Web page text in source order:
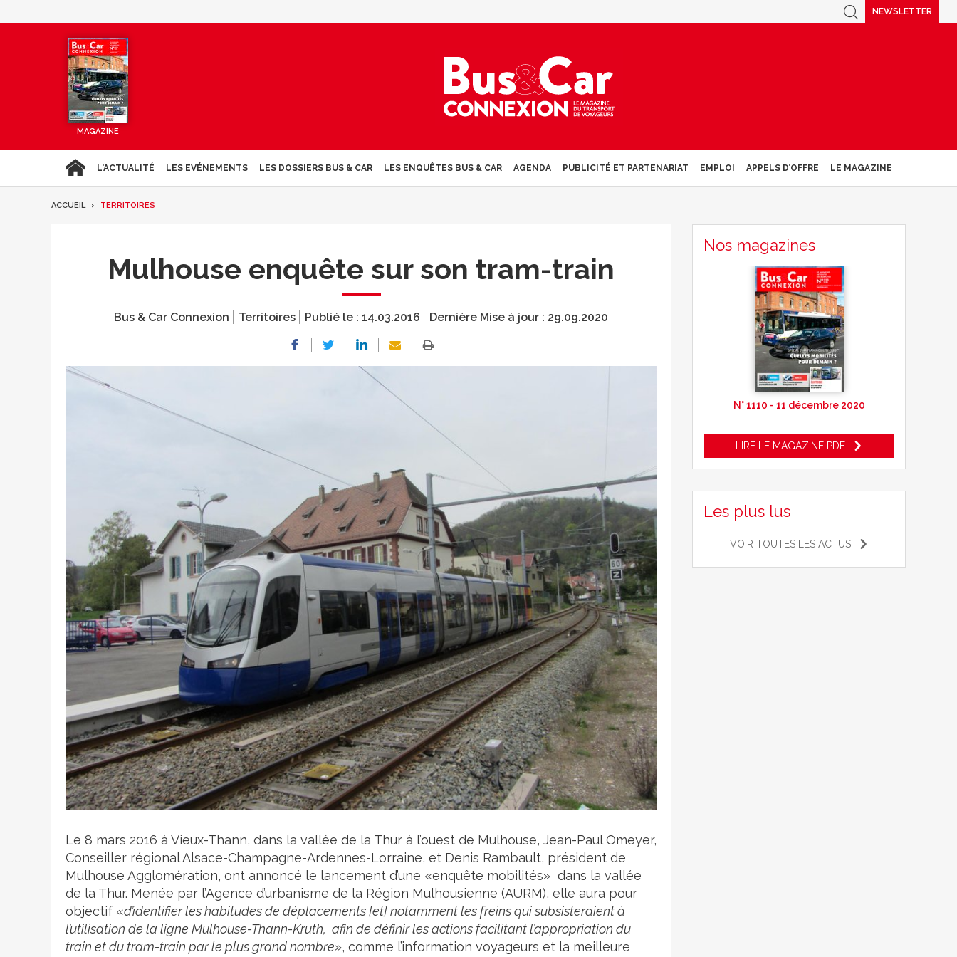
NEWSLETTER
MAGAZINE
L'ACTUALITÉ LES EVÉNEMENTS LES DOSSIERS BUS & CAR LES ENQUÊTES BUS & CAR AGENDA PUBLICITÉ ET PARTENARIAT EMPLOI APPELS D’OFFRE LE MAGAZINE
ACCUEIL TERRITOIRES
Mulhouse enquête sur son tram-train
Bus & Car Connexion Territoires Publié le : 14.03.2016 Dernière Mise à jour : 29.09.2020
Crédit photo
Le 8 mars 2016 à Vieux-Thann, dans la vallée de la Thur à l’ouest de Mulhouse, Jean-Paul Omeyer,
Conseiller régional Alsace-Champagne-Ardennes-Lorraine, et Denis Rambault, président de
Mulhouse Agglomération, ont annoncé le lancement d’une «enquête mobilités» dans la vallée
de la Thur. Menée par l’Agence d’urbanisme de la Région Mulhousienne (AURM), elle aura pour
objectif «d’identifier les habitudes de déplacements [et] notamment les freins qui subsisteraient à
l’utilisation de la ligne Mulhouse-Thann-Kruth, afin de définir les actions facilitant l’appropriation du
train et du tram-train par le plus grand nombre», comme l’information voyageurs et la meilleure
Nos magazines
N° 1110 - 11 décembre 2020
LIRE LE MAGAZINE PDF
Les plus lus
VOIR TOUTES LES ACTUS